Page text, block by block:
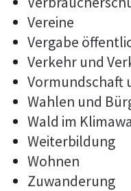
Vereine
Vergabe
Verkehr und
Vormundschaft
Wahlen und
Wald im
Weiterbildung
Wohnen
Zuwanderung